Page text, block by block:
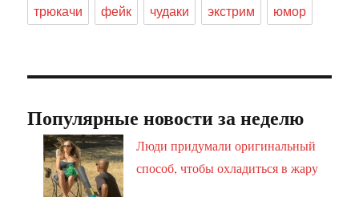
трюкачи
фейк чудаки экстрим юмор
Популярные новости за неделю
Люди придумали оригинальный
способ, чтобы охладиться в жару